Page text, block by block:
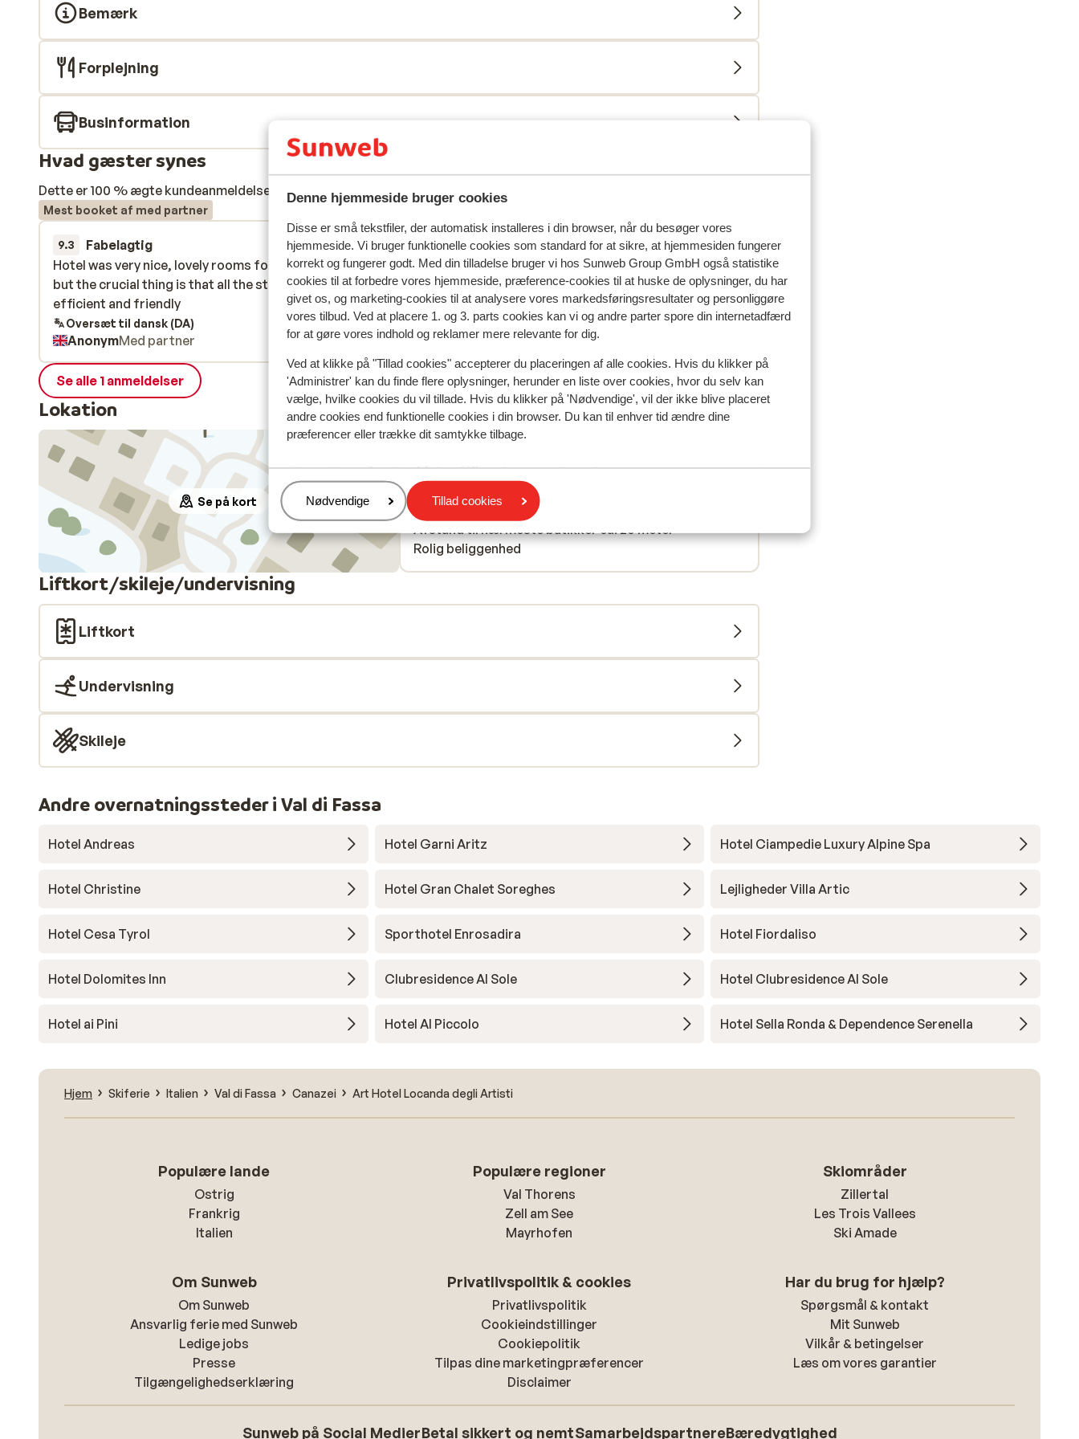
Denne hjemmeside bruger cookies
Disse er små tekstfiler, der automatisk installeres i din browser, når du besøger vores
hjemmeside. Vi bruger funktionelle cookies som standard for at sikre, at hjemmesiden fungerer
korrekt og fungerer godt. Med din tilladelse bruger vi hos Sunweb Group GmbH også statistike
cookies til at forbedre vores hjemmeside, præference-cookies til at huske de oplysninger, du har
givet os, og marketing-cookies til at analysere vores markedsføringsresultater og personliggøre
vores tilbud. Ved at placere 1. og 3. parts cookies kan vi og andre parter spore din internetadfærd
for at gøre vores indhold og reklamer mere relevante for dig.
Ved at klikke på "Tillad cookies" accepterer du placeringen af alle cookies. Hvis du klikker på
'Administrer' kan du finde flere oplysninger, herunder en liste over cookies, hvor du selv kan
vælge, hvilke cookies du vil tillade. Hvis du klikker på 'Nødvendige', vil der ikke blive placeret
andre cookies end funktionelle cookies i din browser. Du kan til enhver tid ændre dine
præferencer eller trække dit samtykke tilbage.
Administrer
Nødvendige Tillad cookies
Bemærk
Forplejning
Businformation
Hvad gæster synes
Dette er 100 % ægte kundeanmeldelser, der ærligt afspejler deres oplevelser med vores produkt.
Mest booket af med partner
9.3 Fabelagtig
21. jan. 2024
Hotel was very nice, lovely rooms food was excellent
but the crucial thing is that all the staff were both
efficient and friendly
Hotel was very nice, lovely rooms food was excellent
but the crucial thing is that all the staff were both
efficient and friendly
Oversæt til dansk (DA)
AnonymMed partner
Se alle 1 anmeldelser
Lokation
Se på kort
Afstand til centrum: ca. 50 meter
Afstand til skipiste ca. 300 meter
Afstand til skilift ca. 300 meter
Afstand til nærmeste butikker ca. 20 meter
Rolig beliggenhed
Liftkort/skileje/undervisning
Liftkort
Undervisning
Skileje
Andre overnatningssteder i Val di Fassa
Hotel Andreas Hotel Garni Aritz Hotel Ciampedie Luxury Alpine Spa
Hotel Christine Hotel Gran Chalet Soreghes Lejligheder Villa Artic
Hotel Cesa Tyrol Sporthotel Enrosadira Hotel Fiordaliso
Hotel Dolomites Inn Clubresidence Al Sole Hotel Clubresidence Al Sole
Hotel ai Pini Hotel Al Piccolo Hotel Sella Ronda & Dependence Serenella
Hjem Skiferie Italien Val di Fassa Canazei Art Hotel Locanda degli Artisti
Populære lande
Ostrig
Frankrig
Italien
Populære regioner
Val Thorens
Zell am See
Mayrhofen
Skiområder
Zillertal
Les Trois Vallees
Ski Amade
Om Sunweb
Om Sunweb
Ansvarlig ferie med Sunweb
Ledige jobs
Presse
Tilgængelighedserklæring
Privatlivspolitik & cookies
Privatlivspolitik
Cookieindstillinger
Cookiepolitik
Tilpas dine marketingpræferencer
Disclaimer
Har du brug for hjælp?
Spørgsmål & kontakt
Mit Sunweb
Vilkår & betingelser
Læs om vores garantier
Sunweb på Social MedierBetal sikkert og nemtSamarbejdspartnereBæredygtighed